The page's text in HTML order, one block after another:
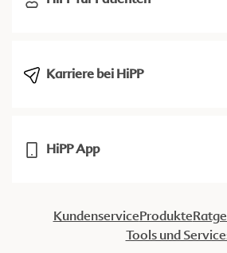
Karriere bei HiPP
HiPP App
KundenserviceProdukte
Tools und